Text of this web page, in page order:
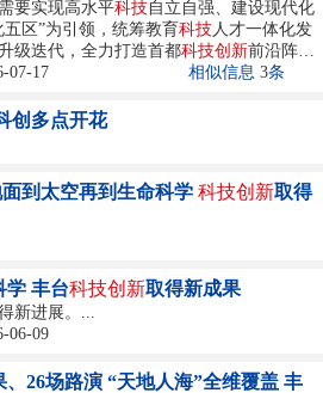
要实现高水平科技自立自强、建设现代化
区”为引领，统筹教育科技 人才一体化发
级迭代，全力打造首都科技创新前沿阵地
07-17 相似信息 3条
创多点开花
到太空再到生命科学 科技创新取得
学 丰台科技创新取得新成果
新进展。...
06-09
26场路演 “天地人海”全维覆盖 丰